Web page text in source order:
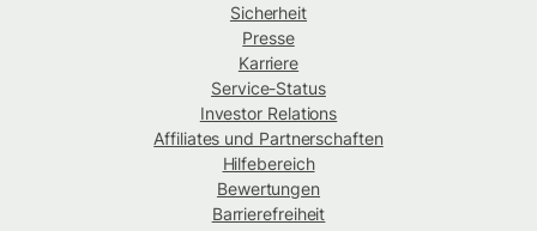
Sicherheit
Presse
Karriere
Service-Status
Investor Relations
Affiliates und Partnerschaften
Hilfebereich
Bewertungen
Barrierefreiheit